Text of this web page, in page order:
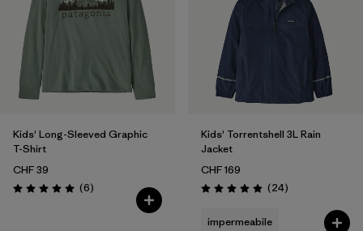
Kids' Long-Sleeved Graphic
T-Shirt
CHF 39
Valutazione: 5.0 / 5
(6Recensioni
)
Kids' Torrentshell 3L Rain
Jacket
CHF 169
Valutazione: 4.9 / 5
(24Recensioni
)
impermeabile